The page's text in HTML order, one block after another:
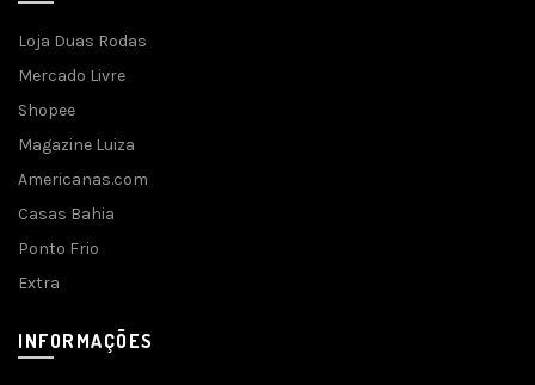
Loja Duas Rodas
Mercado Livre
Shopee
Magazine Luiza
Americanas.com
Casas Bahia
Ponto Frio
Extra
INFORMAÇÕES